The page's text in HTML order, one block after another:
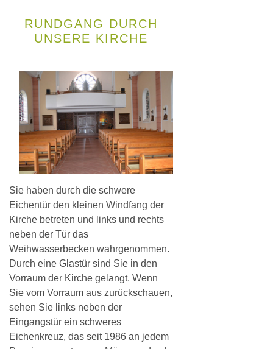
RUNDGANG DURCH
UNSERE KIRCHE
Sie haben durch die schwere
Eichentür den kleinen Windfang der
Kirche betreten und links und rechts
neben der Tür das
Weihwasserbecken wahrgenommen.
Durch eine Glastür sind Sie in den
Vorraum der Kirche gelangt. Wenn
Sie vom Vorraum aus zurückschauen,
sehen Sie links neben der
Eingangstür ein schweres
Eichenkreuz, das seit 1986 an jedem